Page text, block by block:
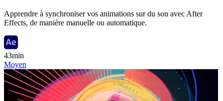
Apprendre à synchroniser vos animations sur du son avec After
Effects, de manière manuelle ou automatique.
43min
Moyen